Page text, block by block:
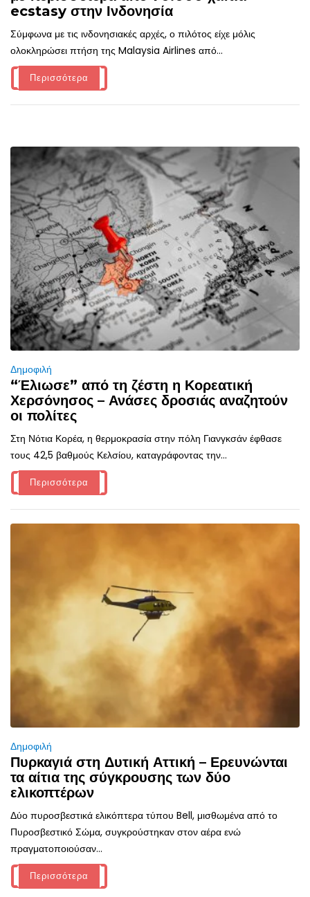
ecstasy στην Ινδονησία
Σύμφωνα με τις ινδονησιακές αρχές, ο πιλότος είχε μόλις
ολοκληρώσει πτήση της Malaysia Airlines από...
Περισσότερα
Δημοφιλή
“Έλιωσε” από τη ζέστη η Κορεατική
Χερσόνησος – Ανάσες δροσιάς αναζητούν
οι πολίτες
Στη Νότια Κορέα, η θερμοκρασία στην πόλη Γιανγκσάν έφθασε
τους 42,5 βαθμούς Κελσίου, καταγράφοντας την...
Περισσότερα
Δημοφιλή
Πυρκαγιά στη Δυτική Αττική – Ερευνώνται
τα αίτια της σύγκρουσης των δύο
ελικοπτέρων
Δύο πυροσβεστικά ελικόπτερα τύπου Bell, μισθωμένα από το
Πυροσβεστικό Σώμα, συγκρούστηκαν στον αέρα ενώ
πραγματοποιούσαν...
Περισσότερα